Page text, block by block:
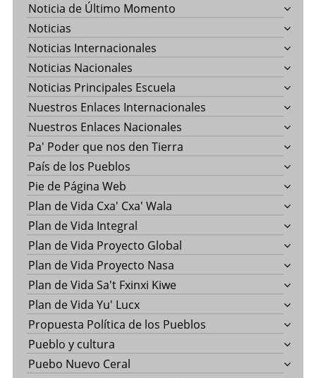
Noticia de Último Momento
Noticias
Noticias Internacionales
Noticias Nacionales
Noticias Principales Escuela
Nuestros Enlaces Internacionales
Nuestros Enlaces Nacionales
Pa' Poder que nos den Tierra
País de los Pueblos
Pie de Página Web
Plan de Vida Cxa' Cxa' Wala
Plan de Vida Integral
Plan de Vida Proyecto Global
Plan de Vida Proyecto Nasa
Plan de Vida Sa't Fxinxi Kiwe
Plan de Vida Yu' Lucx
Propuesta Política de los Pueblos
Pueblo y cultura
Puebo Nuevo Ceral